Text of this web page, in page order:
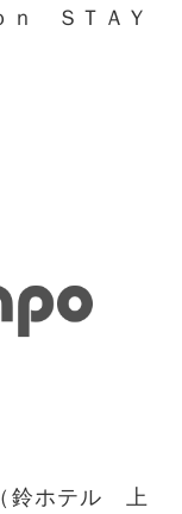
ｎ ＳＴＡＹ
鈴ホテル 上